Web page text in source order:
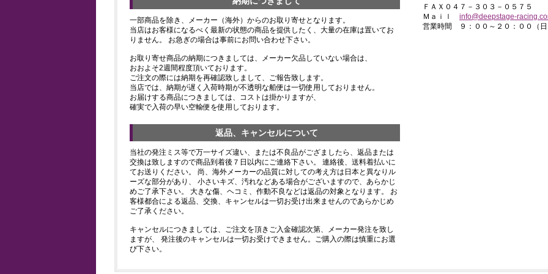
一部商品を除き、メーカー（海外）からのお取り寄せとなります。
当店はお客様になるべく最新の状態の商品を提供したく、大量の在庫は置いてお
りません。 お急ぎの場合は事前にお問い合わせ下さい。
お取り寄せ商品の納期につきましては、メーカー欠品していない場合は、
おおよそ2週間程度頂いております。
ご注文の際には納期を再確認致しまして、ご報告致します。
当店では、納期が遅く入荷時期が不透明な船便は一切使用しておりません。
お届けする商品につきましては、コストは掛かりますが、
確実で入荷の早い空輸便を使用しております。
返品、キャンセルについて
当社の発注ミス等で万一サイズ違い、または不良品がござましたら、返品または
交換は致しますので商品到着後７日以内にご連絡下さい。 連絡後、送料着払いに
てお送りください。 尚、海外メーカーの品質に対しての考え方は日本と異なりル
ーズな部分があり、 小さいキズ、汚れなどある場合がございますので、あらかじ
めご了承下さい。 大きな傷、ヘコミ、作動不良などは返品の対象となります。 お
客様都合による返品、交換、キャンセルは一切お受け出来ませんのであらかじめ
ご了承ください。
キャンセルにつきましては、ご注文を頂きご入金確認次第、メーカー発注を致し
ますが、 発注後のキャンセルは一切お受けできません。ご購入の際は慎重にお選
び下さい。
ＦＡＸ０４７－３０３－０５７５
Ｍａｉｌ info@deepstage-
営業時間 ９：００～２０：００（日